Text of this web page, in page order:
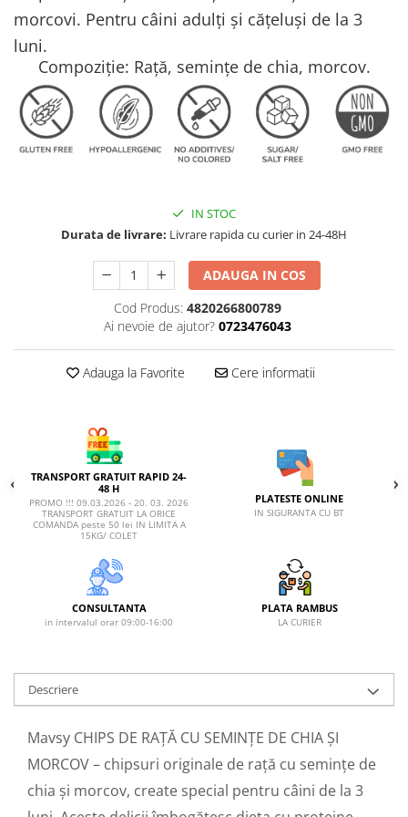
AFECTIUNI OCULARE
AFECTIUNI URINARE
IMUNITATE
LAPTE PRAF
AFECTIUNI OCULARE
AFECTIUNI URINARE
IMUNITATE
LAPTE PRAF
morcovi. Pentru câini adulți și cățeluși de la 3
luni.
‍Compoziție: Rață, semințe de chia, morcov.
IN STOC
Durata de livrare: Livrare rapida cu curier in 24-48H
ADAUGA IN COS
Cod Produs: 4820266800789
Ai nevoie de ajutor? 0723476043
Adauga la Favorite Cere informatii
TRANSPORT GRATUIT RAPID 24-
48 H
PROMO !!! 09.03.2026 - 20. 03. 2026
TRANSPORT GRATUIT LA ORICE
COMANDA peste 50 lei IN LIMITA A
15KG/ COLET
PLATESTE ONLINE
IN SIGURANTA CU BT
CONSULTANTA
in intervalul orar 09:00-16:00
PLATA RAMBUS
LA CURIER
Descriere
Mavsy CHIPS DE RAȚĂ CU SEMINȚE DE CHIA ȘI
MORCOV – chipsuri originale de rață cu semințe de
chia și morcov, create special pentru câini de la 3